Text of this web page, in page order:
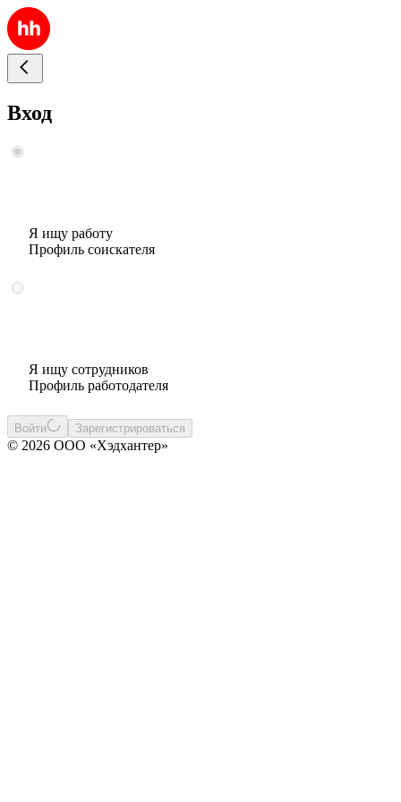
Вход
Я ищу работу
Профиль соискателя
Я ищу сотрудников
Профиль работодателя
Войти Зарегистрироваться
© 2026 ООО «Хэдхантер»